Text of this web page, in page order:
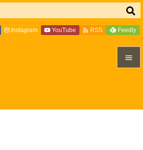

Instagram YouTube  RSS Feedly